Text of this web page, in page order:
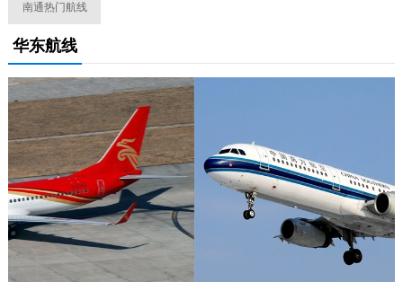
南通热门航线
华东航线